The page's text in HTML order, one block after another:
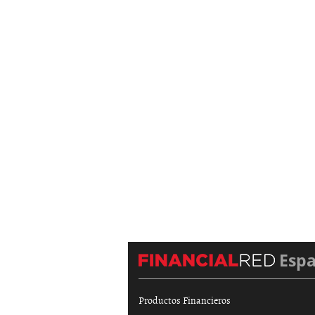
Productos Financieros